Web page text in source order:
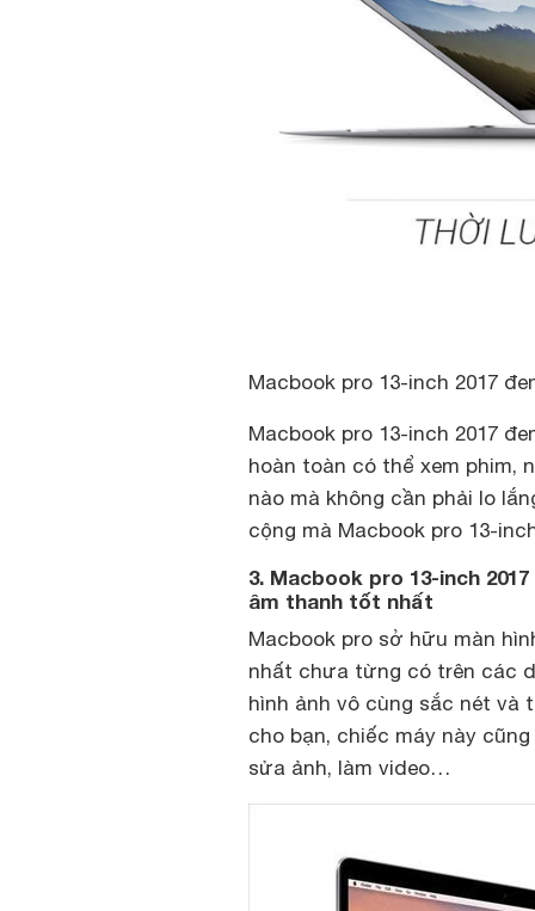
Macbook pro 13-inch 2017
Macbook pro 13-inch 2017
hoàn toàn có thể xem phim,
nào mà không cần phải lo
cộng mà Macbook pro 13-
3. Macbook pro 13-inch
âm thanh tốt nhất
Macbook pro sở hữu màn
nhất chưa từng có trên các
hình ảnh vô cùng sắc nét
cho bạn, chiếc máy này
sửa ảnh, làm video…